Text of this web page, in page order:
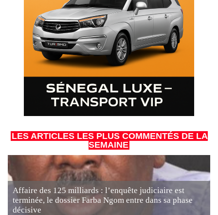
LES ARTICLES LES PLUS COMMENTÉS DE LA
SEMAINE
Affaire des 125 milliards : l’enquête judiciaire est
terminée, le dossier Farba Ngom entre dans sa phase
décisive